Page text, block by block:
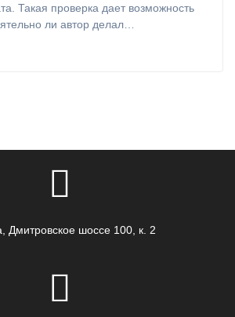
Такая проверка дает возможность
ли автор делал…
Дмитровское шоссе 100, к. 2